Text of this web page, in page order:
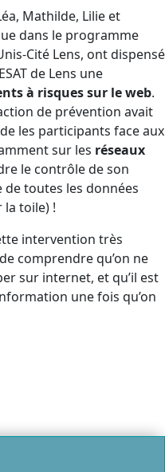
Mathilde, Lilie et
dans le programme
Cité Lens, ont dispensé
de Lens une
à risques sur le web.
de prévention avait
les participants face aux
sur les réseaux
le contrôle de son
de toutes les données
toile) !
intervention très
comprendre qu’on ne
sur internet, et qu’il est
une fois qu’on